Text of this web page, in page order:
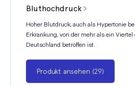
Bluthochdruck
Hoher Blutdruck, auch als Hypertonie
Erkrankung, von der mehr als ein
Deutschland betroffen ist.
Produkt ansehen (29)